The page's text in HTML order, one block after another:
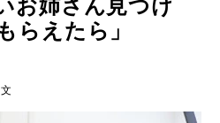
お姉さん見つけ
らえたら」